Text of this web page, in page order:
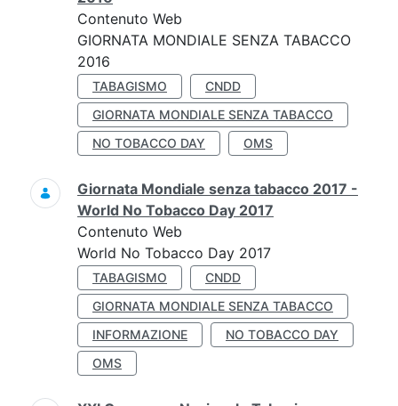
Contenuto Web
GIORNATA MONDIALE SENZA TABACCO
2016
TABAGISMO
CNDD
GIORNATA MONDIALE SENZA TABACCO
NO TOBACCO DAY
OMS
Giornata Mondiale senza tabacco 2017 -
World No Tobacco Day 2017
Contenuto Web
World No Tobacco Day 2017
TABAGISMO
CNDD
GIORNATA MONDIALE SENZA TABACCO
INFORMAZIONE
NO TOBACCO DAY
OMS